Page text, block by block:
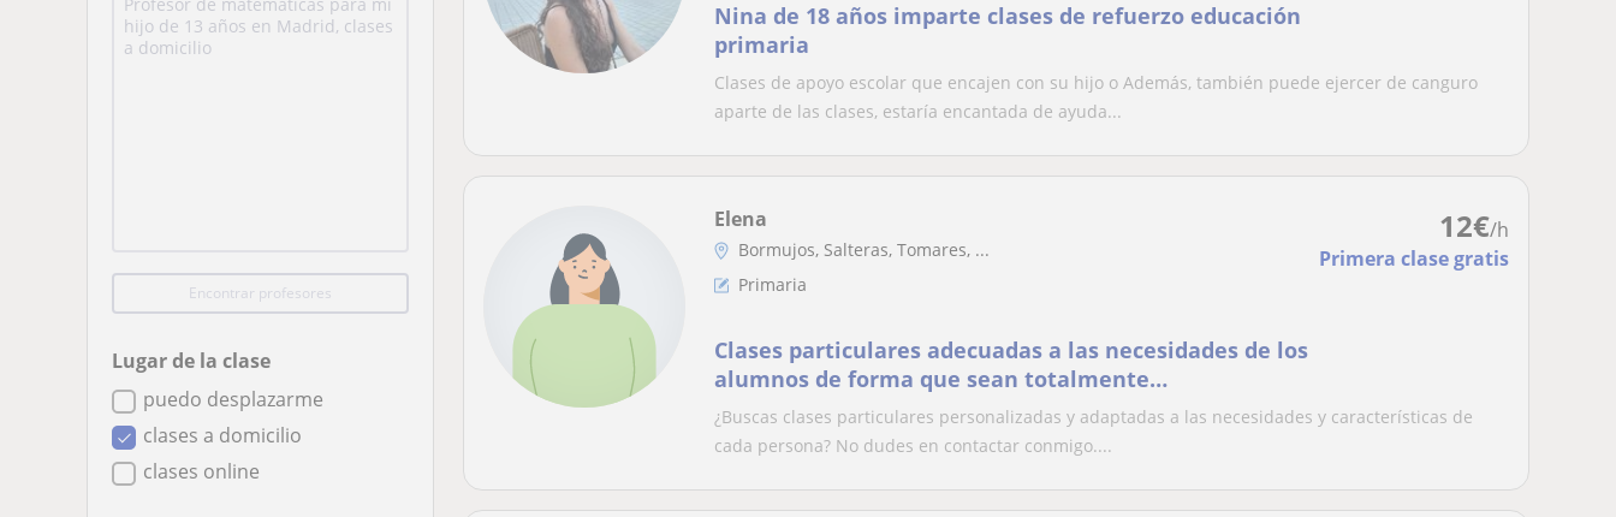
Encontrar profesores
Lugar de la clase
puedo desplazarme
clases a domicilio
clases online
Nina de 18 años imparte clases de refuerzo educación
primaria
Clases de apoyo escolar que encajen con su hijo o Además, también puede ejercer de canguro
aparte de las clases, estaría encantada de ayuda...
12€/h
Primera clase gratis
Elena
Bormujos, Salteras, Tomares, ...
Primaria
Clases particulares adecuadas a las necesidades de los
alumnos de forma que sean totalmente
personalizadas
¿Buscas clases particulares personalizadas y adaptadas a las necesidades y características de
cada persona? No dudes en contactar conmigo....